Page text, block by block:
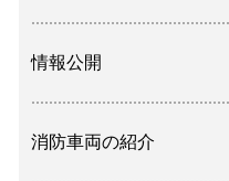
情報公開
消防車両の紹介